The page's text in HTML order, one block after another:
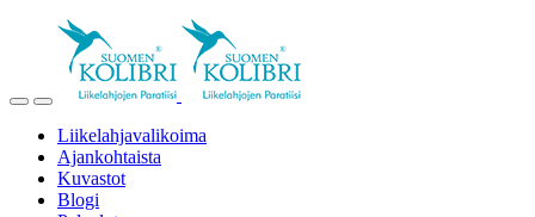
Liikelahjavalikoima
Ajankohtaista
Kuvastot
Blogi